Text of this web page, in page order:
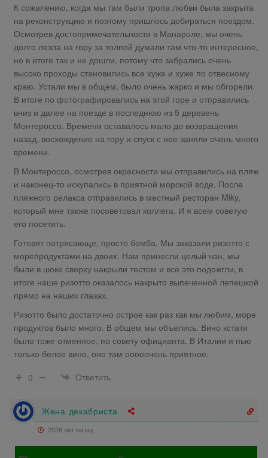
К сожалению, когда мы там были тропа любви была закрыта
на реконструкцию и поэтому пришлось добираться поездом.
Осмотрев достопримечательности в Манароле, мы очень
долго лезла на гору за толпой думали там что-то интересное,
но в итоге так и не дошли, потому что забрались очень
высоко проходы становились все хуже и хуже по отвесному
краю. Устали мы в общем, было очень жарко и мы обгорели.
В итоге по фотографировались на этой горе и отправились
вниз и далее на поезде в последнюю из 5 деревень
Монтероссо. Времени оставалось мало до возвращения
назад, восхождение на гору и спуск с нее заняли очень много
времени.
В Монтероссо, осмотрев окресности мы отправились на пляж
и наконец-то искупались в приятной морской воде. После
пляжного релакса отправились в местный ресторан Miky,
который мне также посоветовал коллега. И я всем советую
его посетить.
Готовят потрясающе, просто бомба. Мы заказали ризотто с
морепродуктами на двоих. Нам принесли целый чан, мы
были в шоке сверху накрыли тестом и все это подожгли, в
итоге наше ризотто оказалось накрыто выпеченной лепешкой
прямо на наших глазах.
Ризотто было достаточно острое как раз как мы любим, море
продуктов было много. В общем мы объелись. Вино кстати
было тоже отменное, по совету официанта. В Италии я пью
только белое вино, оно там ооооочень приятное.
0
Ответить
Жена декабриста
2026 лет назад